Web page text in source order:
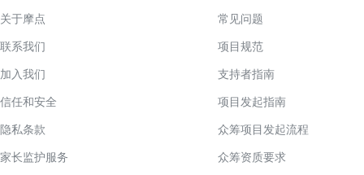
关于摩点
联系我们
加入我们
信任和安全
隐私条款
家长监护服务
常见问题
项目规范
支持者指南
项目发起指南
众筹项目发起流程
众筹资质要求